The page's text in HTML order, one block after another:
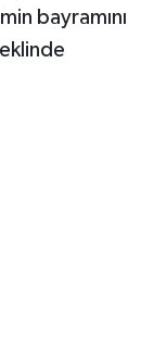
bayramını